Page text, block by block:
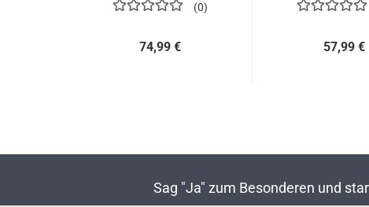
0
74,99 € 57,99 €
Sag "Ja" zum Besonderen und